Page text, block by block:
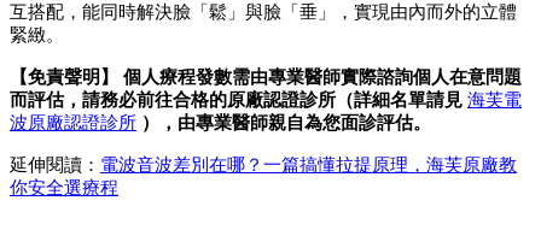
互搭配，能同時解決臉「鬆」與臉「垂」，實現由內而外的立體
緊緻。
【免責聲明】 個人療程發數需由專業醫師實際諮詢個人在意問題
而評估，請務必前往合格的原廠認證診所（詳細名單請見 海芙電
波原廠認證診所 ），由專業醫師親自為您面診評估。
延伸閱讀： 電波音波差別在哪？一篇搞懂拉提原理，海芙原廠教
你安全選療程